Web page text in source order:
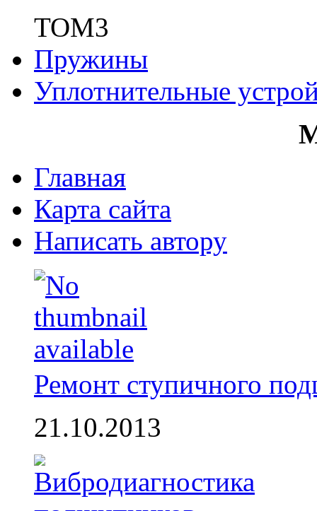
ТОМ3
Пружины
Уплотнительные
Главная
Карта сайта
Написать автору
Ремонт ступичного
21.10.2013